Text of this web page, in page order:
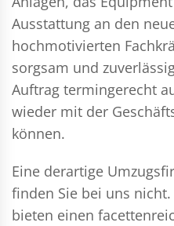
Ausstattung an den
hochmotivierten
sorgsam und
Auftrag termingerecht
wieder mit der
können.
Eine derartige
finden Sie bei uns
bieten einen